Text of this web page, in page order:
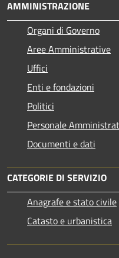
AMMINISTRAZIONE
Organi di Governo
Aree Amministrative
Uffici
Enti e fondazioni
Politici
Personale
Documenti e dati
CATEGORIE DI SERVIZIO
Anagrafe e stato civile
Catasto e urbanistica